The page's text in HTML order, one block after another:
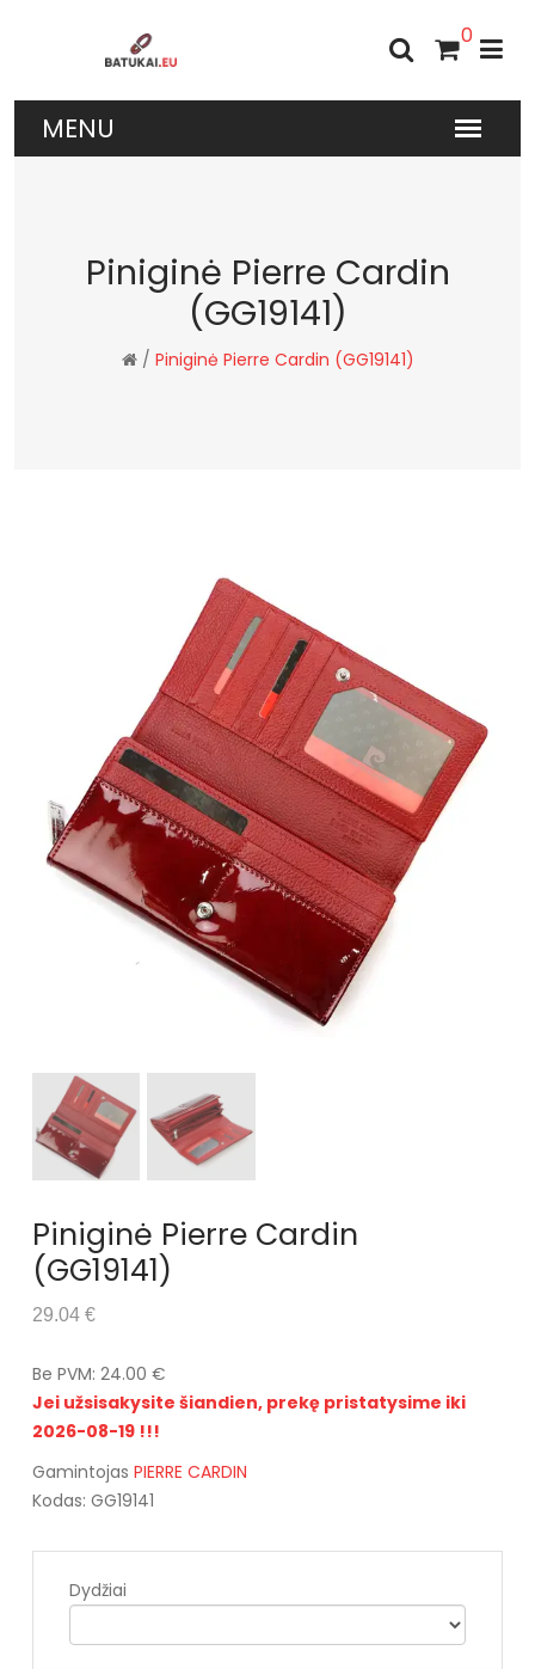
0
Piniginė Pierre Cardin
(GG19141)
/ Piniginė Pierre Cardin (GG19141)
Piniginė Pierre Cardin
(GG19141)
29.04 €
Be PVM: 24.00 €
Jei užsisakysite šiandien, prekę pristatysime iki
2026-08-19 !!!
Gamintojas PIERRE CARDIN
Kodas: GG19141
Dydžiai